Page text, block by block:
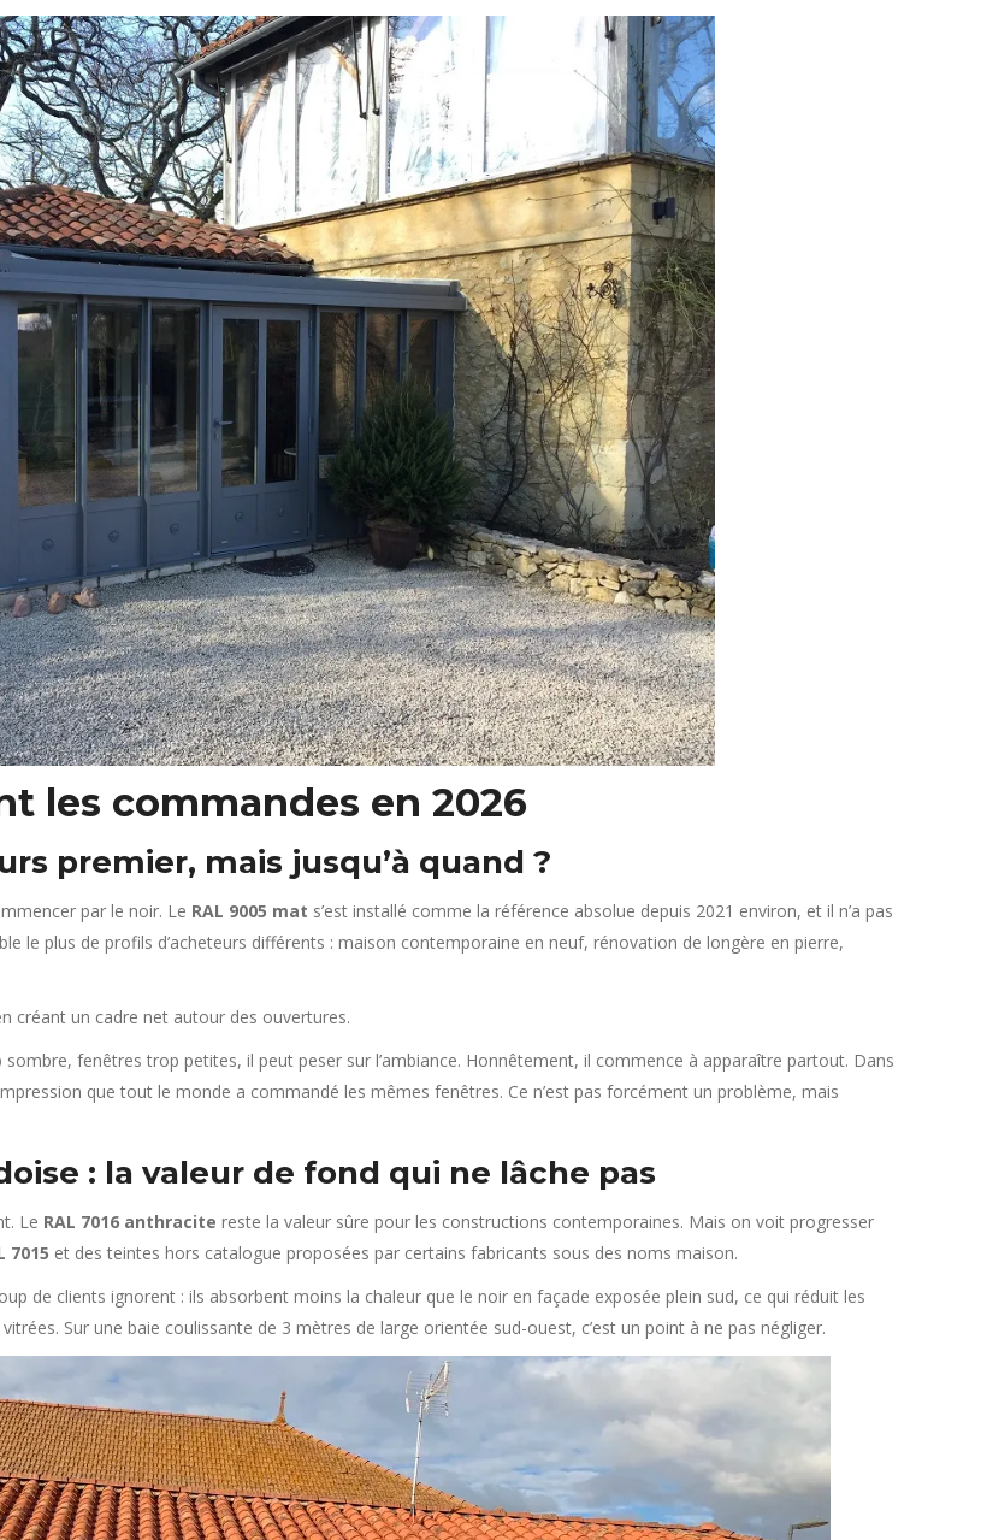
les commandes en 2026
premier, mais jusqu’à quand ?
par le noir. Le RAL 9005 mat s’est installé comme la référence absolue depuis 2021 environ, et il n’a pas
le plus de profils d’acheteurs différents : maison contemporaine en neuf, rénovation de longère en pierre,
créant un cadre net autour des ouvertures.
fenêtres trop petites, il peut peser sur l’ambiance. Honnêtement, il commence à apparaître partout. Dans
que tout le monde a commandé les mêmes fenêtres. Ce n’est pas forcément un problème, mais
: la valeur de fond qui ne lâche pas
Le RAL 7016 anthracite reste la valeur sûre pour les constructions contemporaines. Mais on voit progresser
7015 et des teintes hors catalogue proposées par certains fabricants sous des noms maison.
de clients ignorent : ils absorbent moins la chaleur que le noir en façade exposée plein sud, ce qui réduit les
Sur une baie coulissante de 3 mètres de large orientée sud-ouest, c’est un point à ne pas négliger.